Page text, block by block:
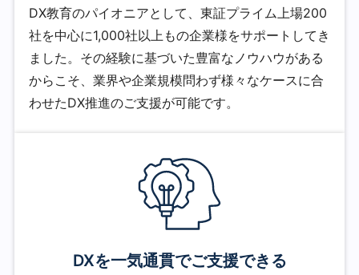
DX教育のパイオニアとして、東証プライム上場200
社を中心に1,000社以上もの企業様をサポートしてき
ました。その経験に基づいた豊富なノウハウがある
からこそ、業界や企業規模問わず様々なケースに合
わせたDX推進のご支援が可能です。
DXを一気通貫でご支援できる